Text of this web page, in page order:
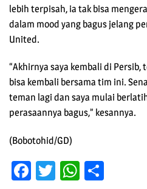
lebih terpisah, ia tak bisa
dalam mood yang bagus jelang
United.
“Akhirnya saya kembali di
bisa kembali bersama tim ini.
teman lagi dan saya mulai
perasaannya bagus,” kesannya.
(Bobotohid/GD)
Facebook
Twitter